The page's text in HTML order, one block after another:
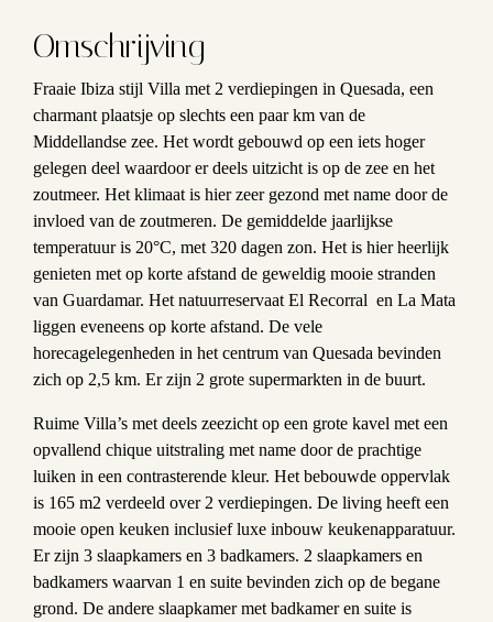
Omschrijving
Fraaie Ibiza stijl Villa met 2 verdiepingen in Quesada, een
charmant plaatsje op slechts een paar km van de
Middellandse zee. Het wordt gebouwd op een iets hoger
gelegen deel waardoor er deels uitzicht is op de zee en het
zoutmeer. Het klimaat is hier zeer gezond met name door de
invloed van de zoutmeren. De gemiddelde jaarlijkse
temperatuur is 20°C, met 320 dagen zon. Het is hier heerlijk
genieten met op korte afstand de geweldig mooie stranden
van Guardamar. Het natuurreservaat El Recorral en La Mata
liggen eveneens op korte afstand. De vele
horecagelegenheden in het centrum van Quesada bevinden
zich op 2,5 km. Er zijn 2 grote supermarkten in de buurt.
Ruime Villa’s met deels zeezicht op een grote kavel met een
opvallend chique uitstraling met name door de prachtige
luiken in een contrasterende kleur. Het bebouwde oppervlak
is 165 m2 verdeeld over 2 verdiepingen. De living heeft een
mooie open keuken inclusief luxe inbouw keukenapparatuur.
Er zijn 3 slaapkamers en 3 badkamers. 2 slaapkamers en
badkamers waarvan 1 en suite bevinden zich op de begane
grond. De andere slaapkamer met badkamer en suite is